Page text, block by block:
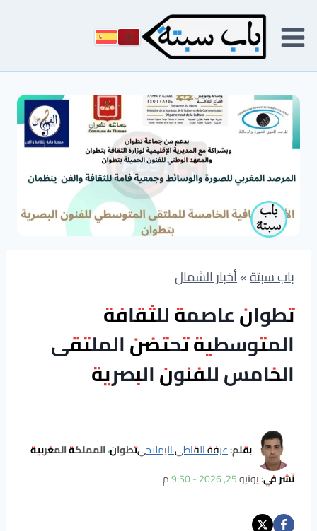
إلى
المحتوى
باب سبتة»أخبار الشمال
تطوان عاصمة للثقافة
المتوسطية تحتضن الملتقى
الخامس للفنون البصرية
بقلم:عرفة القاطي اليملاحيتطوان، المملكة المغربية
نُشر في:يونيو 25, 2026 - 9:50 م